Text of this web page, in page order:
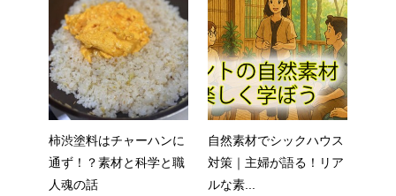
柿渋塗料はチャーハンに
通ず！？素材と科学と職
人魂の話
自然素材でシックハウス
対策｜主婦が語る！リア
ルな素...